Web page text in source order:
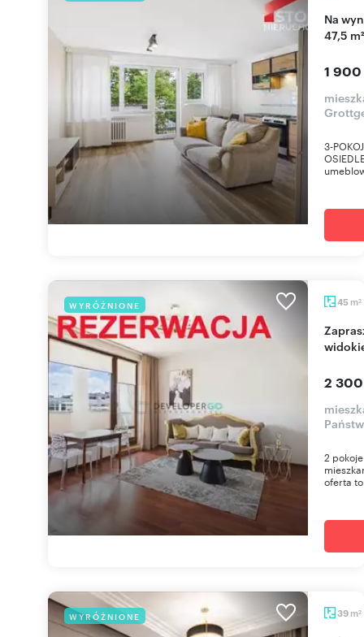
Na wynajem komfortowe 3-pokojowe mieszkanie
47,5
1 900
3-
WYRÓŻNIONE 45 m2
Zapraszam do wynajmu 2-pok. z pięknym
2
2
oferta
WYRÓŻNIONE 39 m2